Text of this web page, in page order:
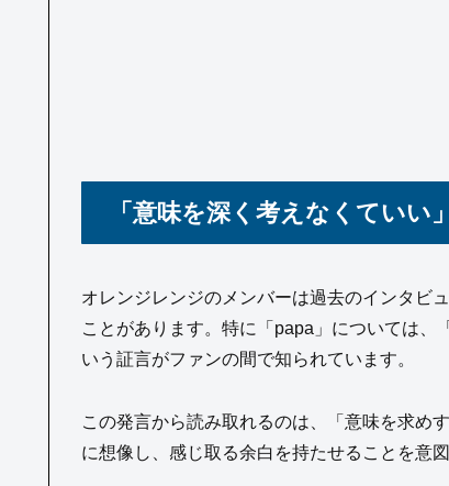
「意味を深く考えなくていい
オレンジレンジのメンバーは過去のインタビ
ことがあります。特に「papa」については、
いう証言がファンの間で知られています。
この発言から読み取れるのは、「意味を求め
に想像し、感じ取る余白を持たせることを意